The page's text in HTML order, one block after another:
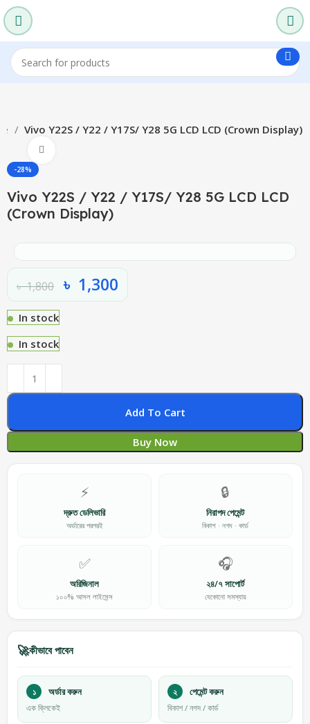
Vivo Y22S / Y22 / Y17S/ Y28 5G LCD LCD (Crown Display)
-28%
Vivo Y22S / Y22 / Y17S/ Y28 5G LCD LCD
(Crown Display)
৳1,800 ৳ 1,300
In stock
In stock
Add To Cart
Buy Now
⚡
দ্রুত ডেলিভারি
অর্ডারের পরপরই
🔒
নিরাপদ পেমেন্ট
বিকাশ · নগদ · কার্ড
✅
অরিজিনাল
১০০% আসল লাইসেন্স
🎧
২৪/৭ সাপোর্ট
যেকোনো সমস্যায়
🚀কীভাবে পাবেন
১ অর্ডার করুন
এক ক্লিকেই
২ পেমেন্ট করুন
বিকাশ / নগদ / কার্ড